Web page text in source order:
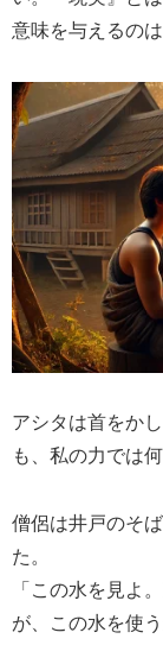
意味を与えるの
アシタは首をか
も、私の力では
僧侶は井戸のそ
た。
「この水を見よ
が、この水を使